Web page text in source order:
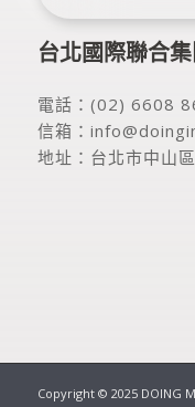
台北國際聯合
電話： (02) 6608
信箱：
地址： 台北市中山
Copyright © 2025 DOING